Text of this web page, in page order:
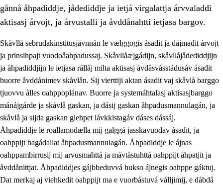
3. Prinsihpa skåvlå dåjmajda
3.1 Sebrudahtte oahppambirás
3.2 Åhpadibme ja hiebadum åhpadus
3.3 Aktisasjbarggo sijda ja skåvlå gaskan
gånnå åhpadiddje, jådediddje ja ietjá virgalattja árvvaladdi
aktisasj árvojt, ja árvustalli ja åvddånahtti ietjasa bargov.
Skåvllå sebrudakinstitusjåvnnån le vælggogis ásadit ja dåjmadit árvojt
ja prinsihpajt vuodoåahpadussaj. Skåvllåæjgádijn, skåvllåjådediddjijn
ja åhpadiddjijn le ietjasa rållåj milta aktisasj åvdåsvásstádusáv ásadit
buorre åvddånimev skåvlån. Sij vierttiji aktan ásadit vaj skåvlå barggo
tjuovvu ålles oahppoplánav. Buorre ja systemáhtalasj aktisasjbarggo
mánájgárde ja skåvlå gaskan, ja dásij gaskan åhpadusmannulagán, ja
skåvlå ja sijda gaskan giehpet lávkkistagáv dáses dássáj.
Åhpadiddje le roallamodælla mij galggá jasskavuodav ásadit, ja
oahppijt bagádallat åhpadusmannulagán. Åhpadiddje le ájnas
oahppambirrusij mij arvusmahttá ja måvtåstuhttá oahppijt åhpatjit ja
åvddånittjat. Åhpadiddjes gájbbeduvvá hukso ájnegis oahppe gáktuj.
Dat merkaj aj viehkedit oahppijt ma e vuorbástuvá válljimij, e dåbdå